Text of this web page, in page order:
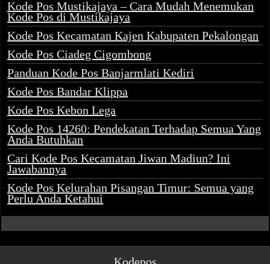
Kode Pos Mustikajaya – Cara Mudah Menemukan
Kode Pos di Mustikajaya
Kode Pos Kecamatan Kajen Kabupaten Pekalongan
Kode Pos Ciadeg Cigombong
Panduan Kode Pos Banjarmlati Kediri
Kode Pos Bandar Klippa
Kode Pos Kebon Lega
Kode Pos 14260: Pendekatan Terhadap Semua Yang
Anda Butuhkan
Cari Kode Pos Kecamatan Jiwan Madiun? Ini
Jawabannya
Kode Pos Kelurahan Pisangan Timur: Semua yang
Perlu Anda Ketahui